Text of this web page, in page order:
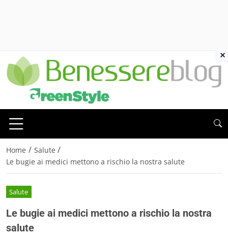
Home / Salute /
Le bugie ai medici mettono a rischio la nostra salute
Salute
Le bugie ai medici mettono a rischio la nostra
salute
×